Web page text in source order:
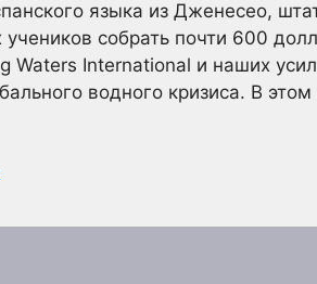
языка из Дженесео,
учеников собрать почти 600
Waters International и наших
водного кризиса. В